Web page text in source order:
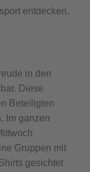
entdecken.
in den
Diese
Beteiligten
Im ganzen
Gruppen mit
gesichtet